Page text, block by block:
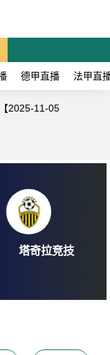
德甲直播 法甲直
2025-11-05
08:00